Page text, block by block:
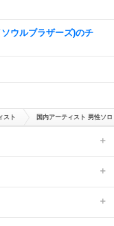
ウルブラザーズ)のチ
スト 国内アーティスト 男性ソロ